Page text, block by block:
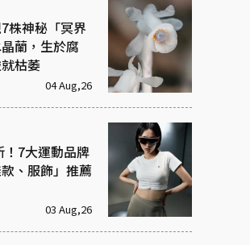
株神秘「冥界
蘭，生於腐
枯萎
04 Aug,26
！7大運動品牌
款、服飾」推薦
03 Aug,26